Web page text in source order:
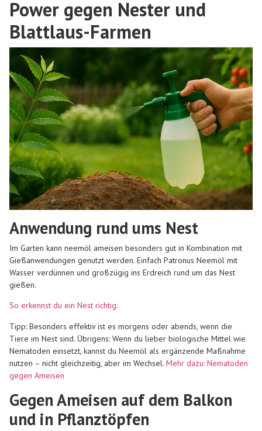
Power gegen Nester und
Blattlaus-Farmen
Anwendung rund ums Nest
Im Garten kann neemöl ameisen besonders gut in Kombination mit
Gießanwendungen genutzt werden. Einfach Patronus Neemöl mit
Wasser verdünnen und großzügig ins Erdreich rund um das Nest
gießen.
So erkennst du ein Nest richtig:
Tipp: Besonders effektiv ist es morgens oder abends, wenn die
Tiere im Nest sind. Übrigens: Wenn du lieber biologische Mittel wie
Nematoden einsetzt, kannst du Neemöl als ergänzende Maßnahme
nutzen – nicht gleichzeitig, aber im Wechsel. Mehr dazu: Nematoden
gegen Ameisen
Gegen Ameisen auf dem Balkon
und in Pflanztöpfen